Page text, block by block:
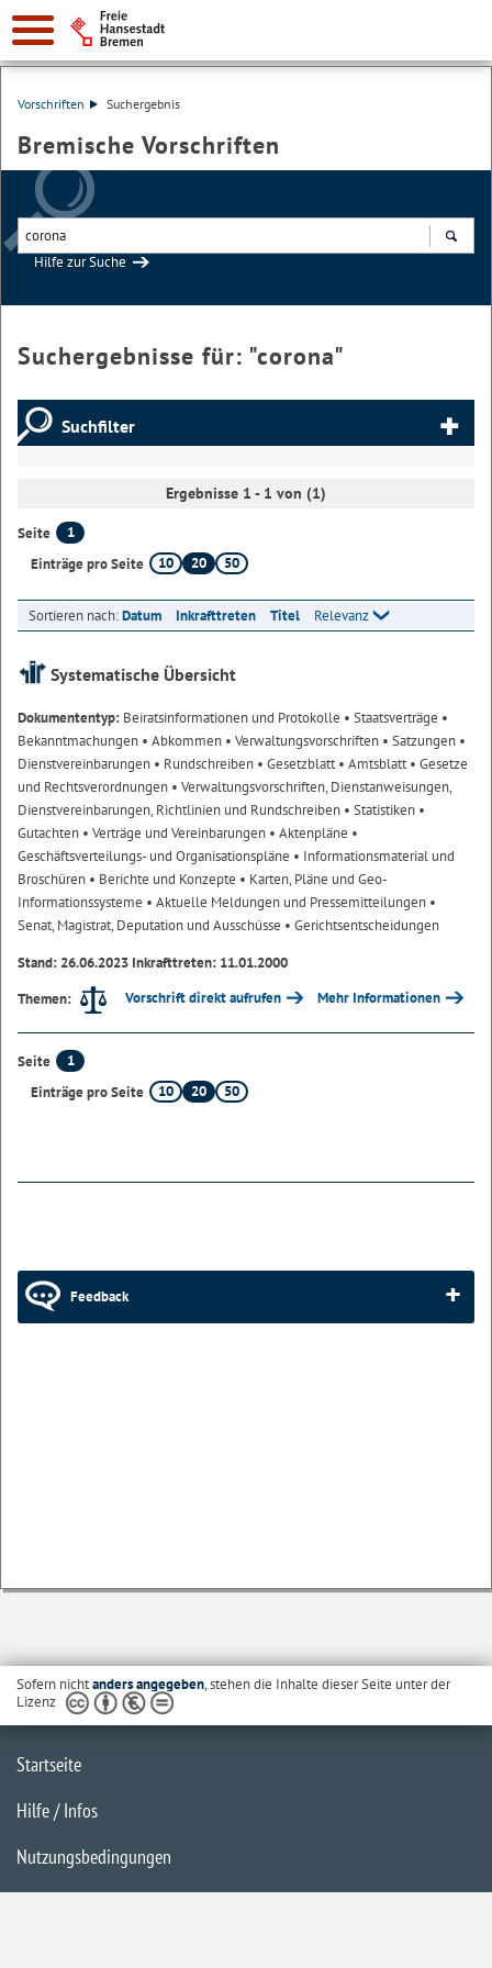
Vorschriften Suchergebnis
Bremische Vorschriften
Hilfe zur Suche
Suchergebnisse für: "corona"
Suchfilter
Ergebnisse 1 - 1 von (1)
Seite
1
Einträge pro Seite
10 20 50
Sortieren nach:Datum Inkrafttreten Titel Relevanz
Systematische Übersicht
Dokumententyp: Beiratsinformationen und Protokolle • Staatsverträge •
Bekanntmachungen • Abkommen • Verwaltungsvorschriften • Satzungen •
Dienstvereinbarungen • Rundschreiben • Gesetzblatt• Amtsblatt• Gesetze
und Rechtsverordnungen • Verwaltungsvorschriften, Dienstanweisungen,
Dienstvereinbarungen, Richtlinien und Rundschreiben • Statistiken •
Gutachten • Verträge und Vereinbarungen • Aktenpläne •
Geschäftsverteilungs- und Organisationspläne • Informationsmaterial und
Broschüren • Berichte und Konzepte • Karten, Pläne und Geo-
Informationssysteme • Aktuelle Meldungen und Pressemitteilungen •
Senat, Magistrat, Deputation und Ausschüsse • Gerichtsentscheidungen
Stand: 26.06.2023 Inkrafttreten: 11.01.2000
Themen:
Vorschrift direkt aufrufen Mehr Informationen
Seite
1
Einträge pro Seite
10 20 50
Feedback
Sofern nichtanders angegeben, stehen die Inhalte dieser Seite unter der
Lizenz
Startseite
Hilfe / Infos
Nutzungsbedingungen